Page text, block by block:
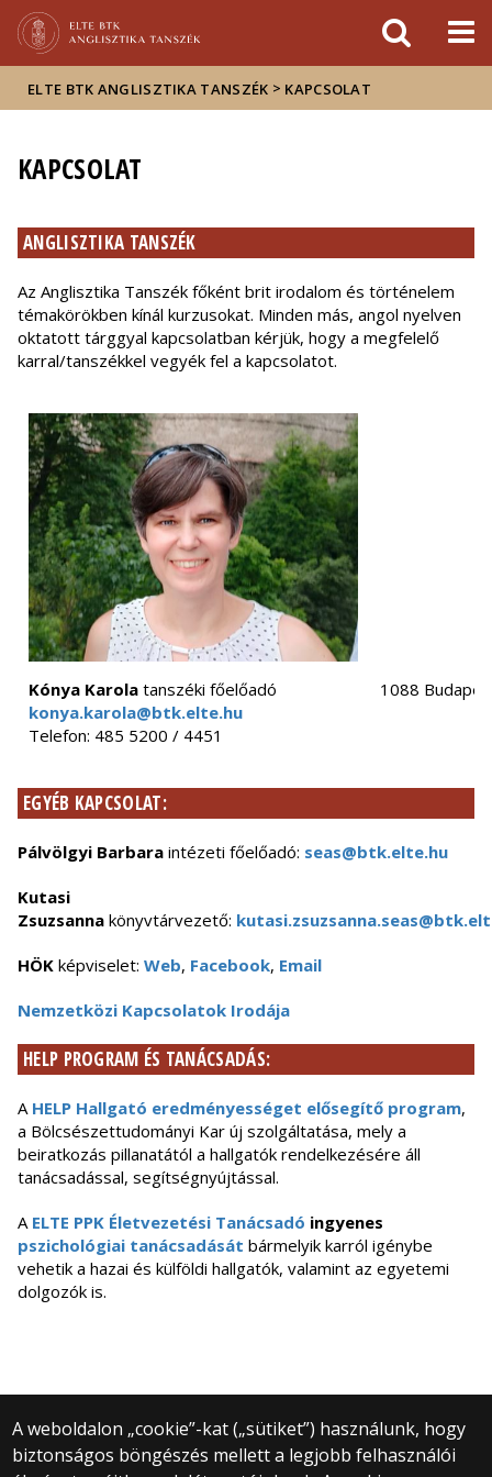
sajtóban
ELTE BTK ANGLISZTIKA TANSZÉK > KAPCSOLAT
KAPCSOLAT
ANGLISZTIKA TANSZÉK
Az Anglisztika Tanszék főként brit irodalom és történelem
témakörökben kínál kurzusokat. Minden más, angol nyelven
oktatott tárggyal kapcsolatban kérjük, hogy a megfelelő
karral/tanszékkel vegyék fel a kapcsolatot.
Kónya Karola tanszéki főelőadó
konya.karola@btk.elte.hu
Telefon: 485 5200 / 4451
1088
EGYÉB KAPCSOLAT:
Pálvölgyi Barbara intézeti főelőadó: seas@btk.elte.hu
Kutasi
Zsuzsanna könyvtárvezető:
HÖK képviselet: Web, Facebook, Email
Nemzetközi Kapcsolatok Irodája
HELP PROGRAM ÉS TANÁCSADÁS:
A HELP Hallgató eredményességet elősegítő program,
a Bölcsészettudományi Kar új szolgáltatása, mely a
beiratkozás pillanatától a hallgatók rendelkezésére áll
tanácsadással, segítségnyújtással.
A ELTE PPK Életvezetési Tanácsadó ingyenes
pszichológiai tanácsadását bármelyik karról igénybe
vehetik a hazai és külföldi hallgatók, valamint az egyetemi
dolgozók is.
A weboldalon „cookie”-kat („sütiket”) használunk, hogy
biztonságos böngészés mellett a legjobb felhasználói
© 2025 Eötvös Loránd Tudományegyetem